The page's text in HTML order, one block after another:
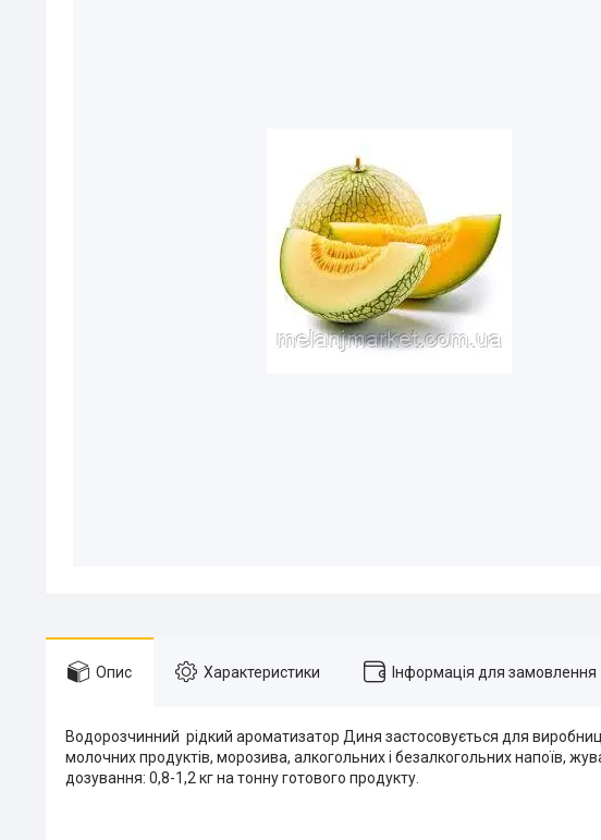
Опис Характеристики Інформація для замовлення
Водорозчинний рідкий ароматизатор Диня застосовується для
молочних продуктів, морозива, алкогольних і безалкогольних напоїв,
дозування: 0,8-1,2 кг на тонну готового продукту.